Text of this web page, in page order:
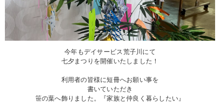
今年もデイサービス荒子川にて
七夕まつりを開催いたしました！
利用者の皆様に短冊へお願い事を
書いていただき
笹の葉へ飾りました。『家族と仲良く暮らしたい』